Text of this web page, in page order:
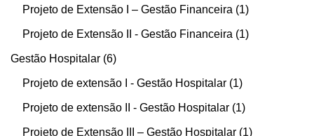
Projeto de Extensão I – Gestão Financeira 1
Projeto de Extensão II - Gestão Financeira 1
Gestão Hospitalar 6
Projeto de extensão I - Gestão Hospitalar 1
Projeto de extensão II - Gestão Hospitalar 1
Projeto de Extensão III – Gestão Hospitalar 1